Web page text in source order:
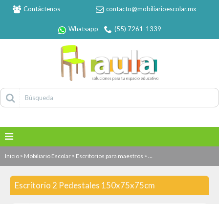
Contáctenos contacto@mobiliarioescolar.mx
Whatsapp (55) 7261-1339
Inicio » Mobiliario Escolar » Escritorios para maestros » Escritorio 2 Pedestales
Escritorio 2 Pedestales 150x75x75cm